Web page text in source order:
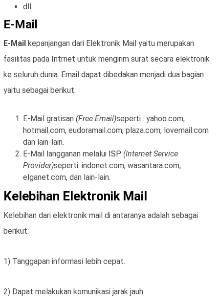
dll
E-Mail
E-Mail kepanjangan dari Elektronik Mail yaitu merupakan
fasilitas pada Intrnet untuk mengirim surat secara elektronik
ke seluruh dunia. Email dapat dibedakan menjadi dua bagian
yaitu sebagai berikut.
E-Mail gratisan (Free Email)seperti : yahoo.com,
hotmail.com, eudoramail.com, plaza.com, lovemail.com
dan lain-lain.
E-Mail langganan melalui ISP (Internet Service
Provider)seperti: indonet.com, wasantara.com,
elganet.com, dan lain-lain.
Kelebihan Elektronik Mail
Kelebihan dari elektronik mail di antaranya adalah sebagai
berikut.
1) Tanggapan informasi lebih cepat.
2) Dapat melakukan komunikasi jarak jauh.